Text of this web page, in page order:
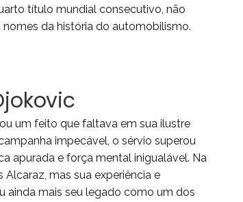
título mundial consecutivo, não
da história do automobilismo.
um feito que faltava em sua ilustre
impecável, o sérvio superou
apurada e força mental inigualável. Na
mas sua experiência e
ainda mais seu legado como um dos